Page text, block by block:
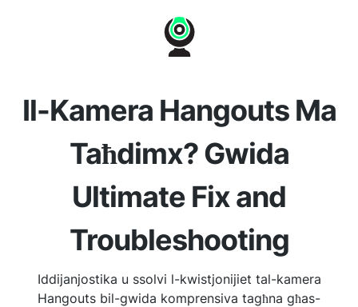
Il-Kamera Hangouts Ma
Taħdimx? Gwida
Ultimate Fix and
Troubleshooting
Iddijanjostika u ssolvi l-kwistjonijiet tal-kamera
Hangouts bil-gwida komprensiva tagħna għas-